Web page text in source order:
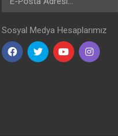
Sosyal Medya Hesaplarımız